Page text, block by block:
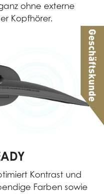
ohne externe
Kopfhörer.
Kontrast und
Farben sowie